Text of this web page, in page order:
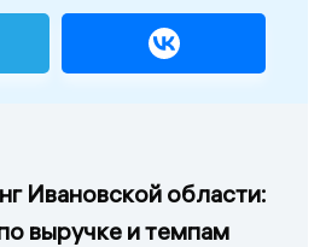
Ивановской области:
выручке и темпам